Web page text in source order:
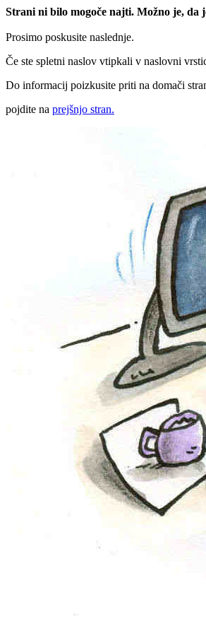
Strani ni bilo mogoče najti. Možno je, da
Prosimo poskusite naslednje.
Če ste spletni naslov vtipkali v naslovni
Do informacij poizkusite priti na domači
pojdite na prejšnjo stran.